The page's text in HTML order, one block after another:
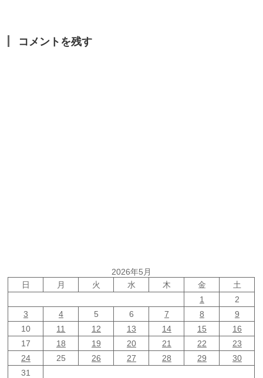
コメントを残す
2026年5月
日
月 火 水 木 金
土
1
2
3
4 5 6 7 8
9
10
11 12 13 14 15
16
17
18 19 20 21 22
23
24
25 26 27 28 29
30
31